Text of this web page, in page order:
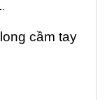
cầm tay